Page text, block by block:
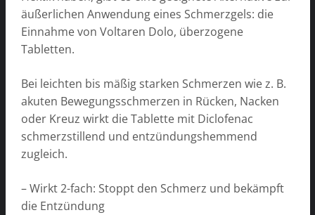
äußerlichen Anwendung eines Schmerzgels: die
Einnahme von Voltaren Dolo, überzogene
Tabletten.
Bei leichten bis mäßig starken Schmerzen wie z. B.
akuten Bewegungsschmerzen in Rücken, Nacken
oder Kreuz wirkt die Tablette mit Diclofenac
schmerzstillend und entzündungshemmend
zugleich.
– Wirkt 2-fach: Stoppt den Schmerz und bekämpft
die Entzündung